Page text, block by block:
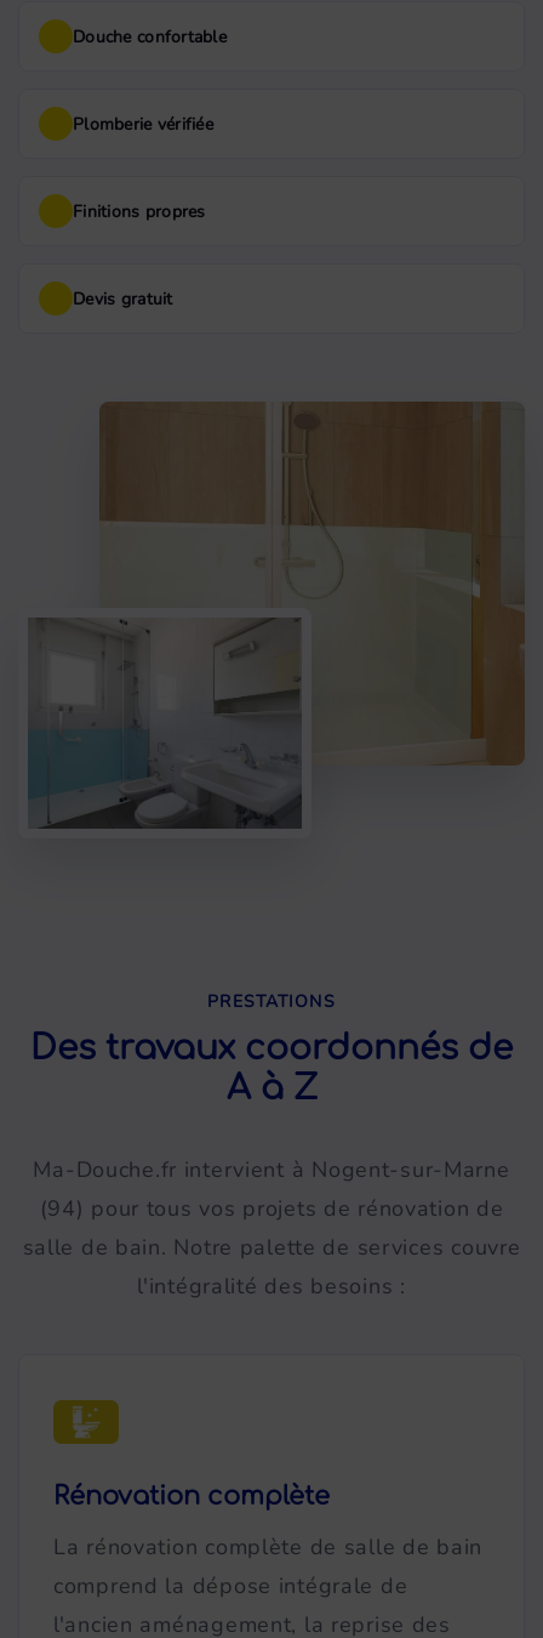
Douche confortable
Plomberie vérifiée
Finitions propres
Devis gratuit
PRESTATIONS
Des travaux coordonnés de
A à Z
Ma-Douche.fr intervient à Nogent-sur-Marne
(94) pour tous vos projets de rénovation de
salle de bain. Notre palette de services couvre
l'intégralité des besoins :
Rénovation complète
La rénovation complète de salle de bain
comprend la dépose intégrale de
l'ancien aménagement, la reprise des